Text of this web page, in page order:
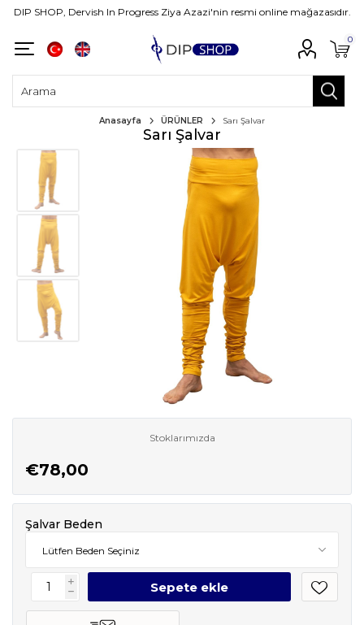
DIP SHOP, Dervish In Progress Ziya Azazi'nin resmi online mağazasıdır.
0
Anasayfa ÜRÜNLER Sarı Şalvar
Sarı Şalvar
Stoklarımızda
€78,00
Şalvar Beden
i
h